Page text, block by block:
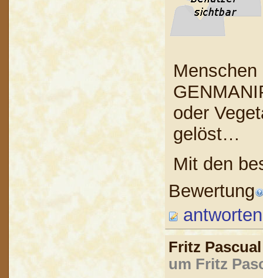
oder
gelöst…
Mit den
Bewertung
antworten
Fritz
um Fritz